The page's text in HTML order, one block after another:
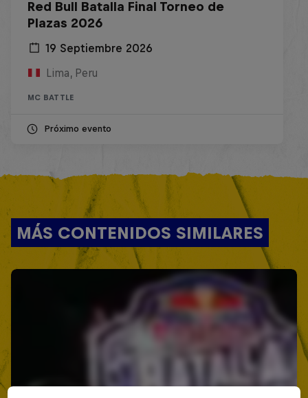
Red Bull Batalla Final Torneo de
Plazas 2026
19 Septiembre 2026
Lima, Peru
MC BATTLE
Próximo evento
MÁS CONTENIDOS SIMILARES